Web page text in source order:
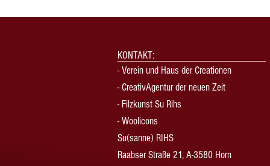
KONTAKT:
- Verein und Haus der Creationen
- CreativAgentur der neuen Zeit
- Filzkunst Su Rihs
- Woolicons
Su(sanne) RIHS
Raabser Straße 21, A-3580 Horn